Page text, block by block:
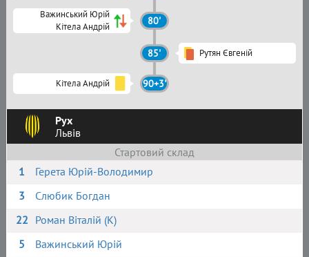
Рух
Львів
Стартовий склад
1
Герета Юрій-Володимир
3
Слюбик Богдан
22 Роман Віталій (К)
5
Важинський Юрій
Важинський Юрій
Кітела Андрій
80'
85' Рутян Євгеній
Кітела Андрій 90+3'